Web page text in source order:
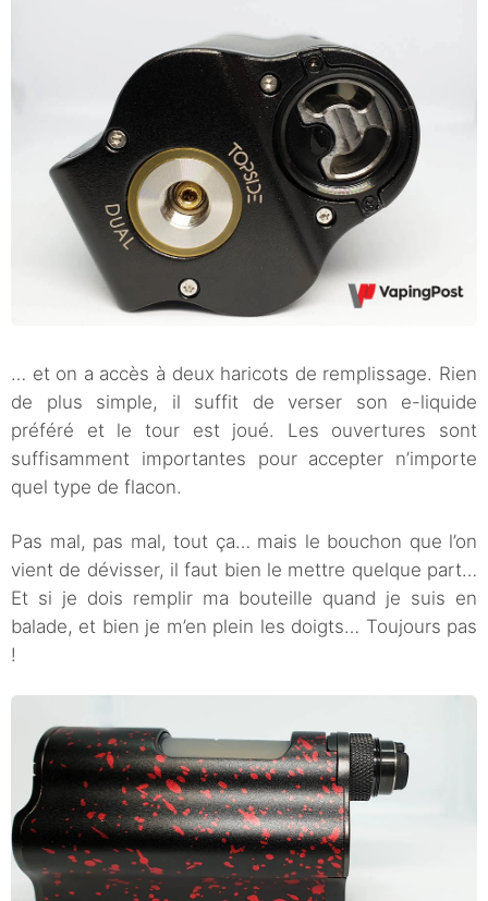
… et on a accès à deux haricots de remplissage. Rien
de plus simple, il suffit de verser son e-liquide
préféré et le tour est joué. Les ouvertures sont
suffisamment importantes pour accepter n’importe
quel type de flacon.
Pas mal, pas mal, tout ça… mais le bouchon que l’on
vient de dévisser, il faut bien le mettre quelque part…
Et si je dois remplir ma bouteille quand je suis en
balade, et bien je m’en plein les doigts… Toujours pas
!